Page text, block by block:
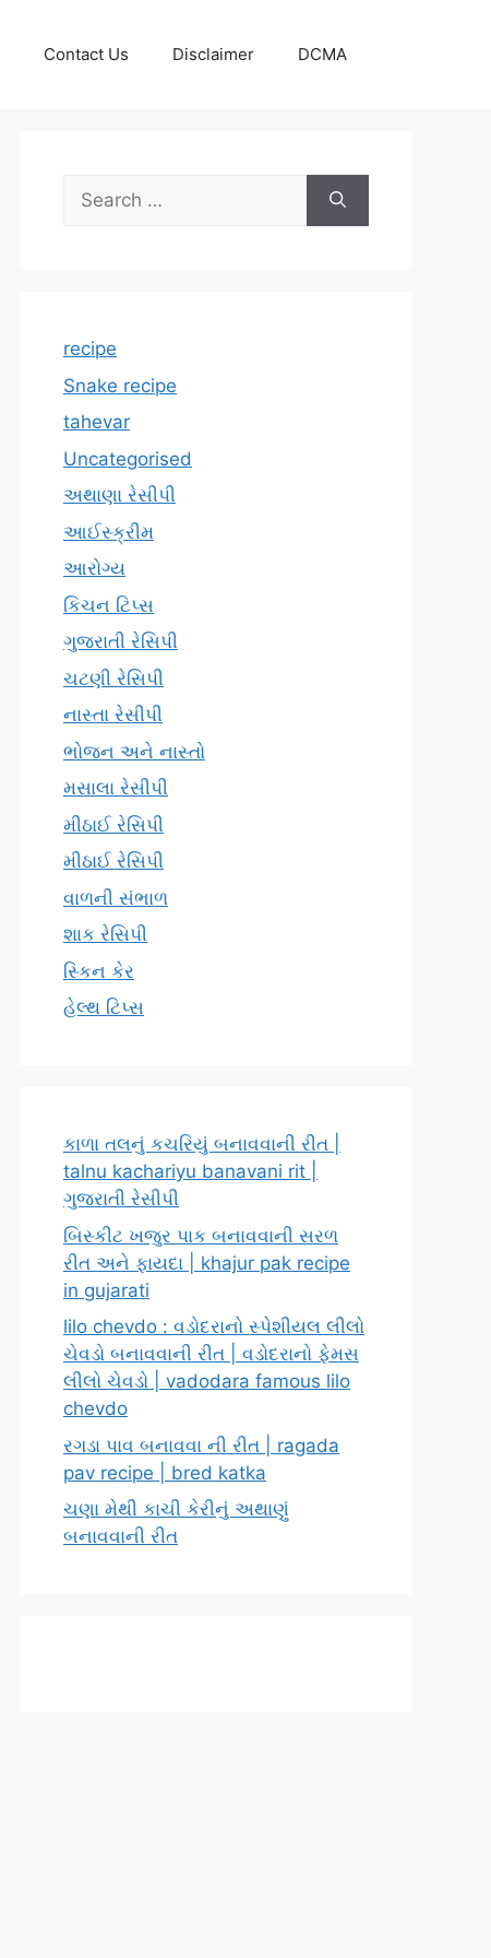
Contact Us Disclaimer DCMA
Search
for:
recipe
Snake recipe
tahevar
Uncategorised
અથાણા રેસીપી
આઈસ્ક્રીમ
આરોગ્ય
કિચન ટિપ્સ
ગુજરાતી રેસિપી
ચટણી રેસિપી
નાસ્તા રેસીપી
ભોજન અને નાસ્તો
મસાલા રેસીપી
મીઠાઈ રેસિપી
મીઠાઈ રેસિપી
વાળની સંભાળ
શાક રેસિપી
સ્કિન કેર
હેલ્થ ટિપ્સ
કાળા તલનું કચરિયું બનાવવાની રીત |
talnu kachariyu banavani rit |
ગુજરાતી રેસીપી
બિસ્કીટ ખજુર પાક બનાવવાની સરળ
રીત અને ફાયદા | khajur pak recipe
in gujarati
lilo chevdo : વડોદરાનો સ્પેશીયલ લીલો
ચેવડો બનાવવાની રીત | વડોદરાનો ફેમસ
લીલો ચેવડો | vadodara famous lilo
chevdo
રગડા પાવ બનાવવા ની રીત | ragada
pav recipe | bred katka
ચણા મેથી કાચી કેરીનું અથાણું
બનાવવાની રીત